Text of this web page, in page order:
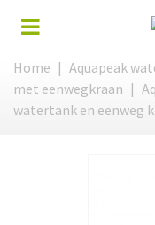
Home | Aquapeak
met eenwegkraan |
watertank en eenweg